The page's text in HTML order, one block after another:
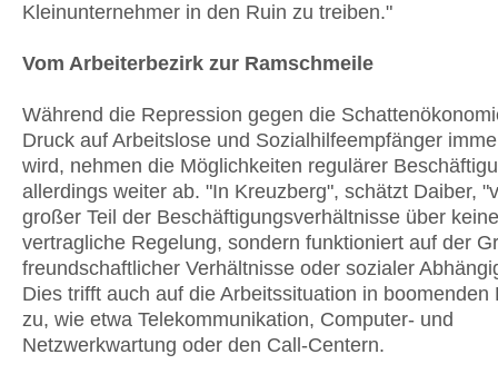
Kleinunternehmer in den Ruin zu treiben."
Vom Arbeiterbezirk zur Ramschmeile
Während die Repression gegen die
Druck auf Arbeitslose und Sozialhilfeempfänger
wird, nehmen die Möglichkeiten regulärer
allerdings weiter ab. "In Kreuzberg", schätzt Daiber,
großer Teil der Beschäftigungsverhältnisse über
vertragliche Regelung, sondern funktioniert auf der
freundschaftlicher Verhältnisse oder sozialer
Dies trifft auch auf die Arbeitssituation in boomenden
zu, wie etwa Telekommunikation, Computer- und
Netzwerkwartung oder den Call-Centern.